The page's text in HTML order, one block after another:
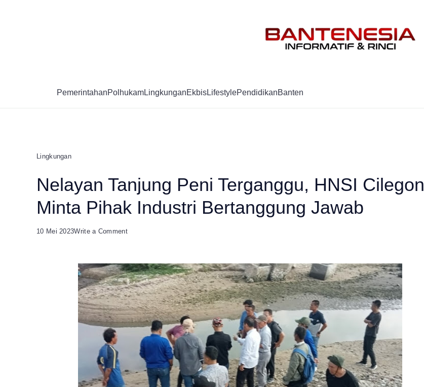
PemerintahanPolhukamLingkunganEkbisLifestylePendidikanBanten
Lingkungan
Nelayan Tanjung Peni Terganggu, HNSI Cilegon
Minta Pihak Industri Bertanggung Jawab
10 Mei 2023Write a Commenton
Peni
Terganggu,
HNSI
Cilegon
Minta
Pihak
Industri
Bertanggung